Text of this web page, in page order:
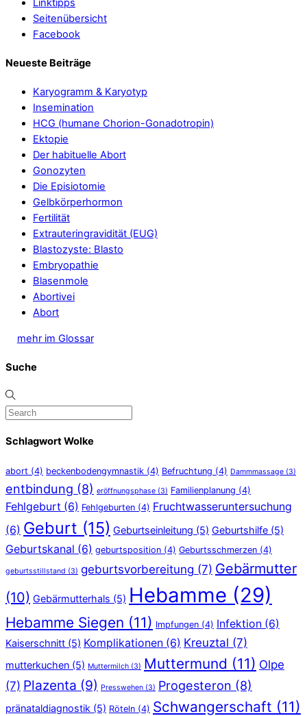
Linktipps
Seitenübersicht
Facebook
Neueste Beiträge
Karyogramm & Karyotyp
Insemination
HCG (humane Chorion-Gonadotropin)
Ektopie
Der habituelle Abort
Gonozyten
Die Episiotomie
Gelbkörperhormon
Fertilität
Extrauteringravidität (EUG)
Blastozyste: Blasto
Embryopathie
Blasenmole
Abortivei
Abort
mehr im Glossar
Suche
Schlagwort Wolke
abort (4) beckenbodengymnastik (4) Befruchtung (4) Dammmassage (3)
entbindung (8) eröffnungsphase (3) Familienplanung (4)
Fehlgeburt (6) Fehlgeburten (4) Fruchtwasseruntersuchung
(6) Geburt (15) Geburtseinleitung (5) Geburtshilfe (5)
Geburtskanal (6) geburtsposition (4) Geburtsschmerzen (4)
geburtsstillstand (3) geburtsvorbereitung (7) Gebärmutter
(10) Gebärmutterhals (5) Hebamme (29)
Hebamme Siegen (11) Impfungen (4) Infektion (6)
Kaiserschnitt (5) Komplikationen (6) Kreuztal (7)
mutterkuchen (5) Muttermilch (3) Muttermund (11) Olpe
(7) Plazenta (9) Presswehen (3) Progesteron (8)
pränataldiagnostik (5) Röteln (4) Schwangerschaft (11)